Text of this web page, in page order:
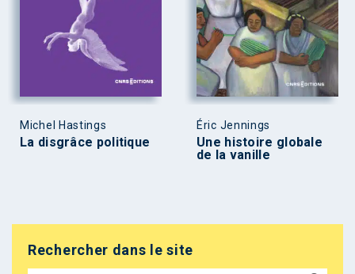
Michel Hastings
La disgrâce politique
Éric Jennings
Une histoire globale
de la vanille
Rechercher dans le site